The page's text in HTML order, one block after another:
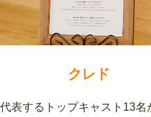
クレド
表するトップキャスト13名